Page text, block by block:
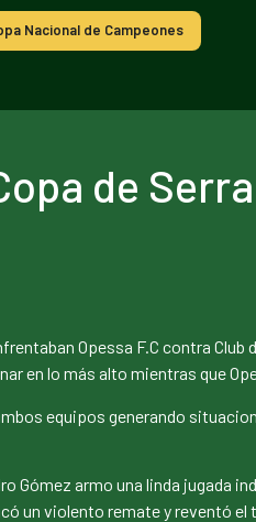
Nacional de Campeones
de
Opessa F.C contra
en lo más alto mientras que
equipos generando
Gómez armo una linda jugada
un violento remate y reventó el